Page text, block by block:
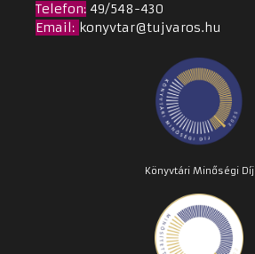
Telefon: 49/548-430
Email : konyvtar@tujvaros.hu
Könyvtári Minőségi Díj